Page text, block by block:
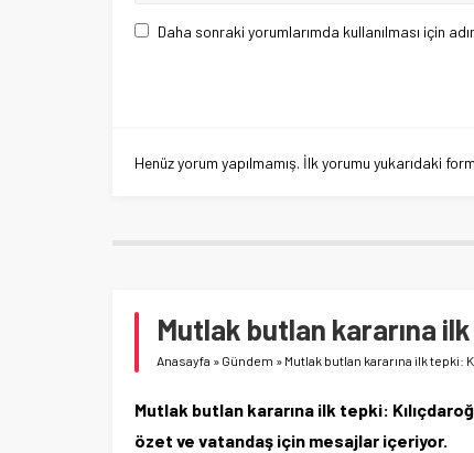
Daha sonraki yorumlarımda kullanılması için
Henüz yorum yapılmamış. İlk yorumu yukarıdaki
Mutlak butlan kararına
Anasayfa » Gündem » Mutlak butlan kararına ilk tepki:
Mutlak butlan kararına ilk tepki:
özet ve vatandaş için mesajlar içeriyor.